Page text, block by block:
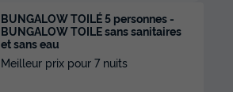
BUNGALOW TOILÉ 5 personnes -
BUNGALOW TOILE sans sanitaires
et sans eau
Meilleur prix pour 7 nuits